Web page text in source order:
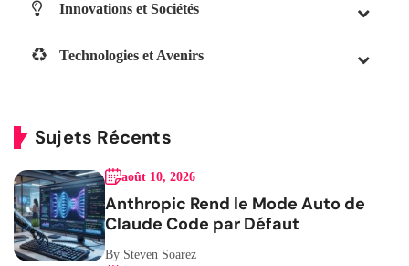
Innovations et Sociétés
Technologies et Avenirs
Sujets Récents
août 10, 2026
Anthropic Rend le Mode Auto de
Claude Code par Défaut
By Steven Soarez